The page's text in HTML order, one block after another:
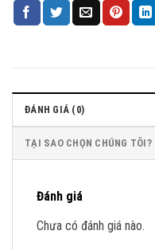
ĐÁNH GIÁ (0)
TẠI SAO CHỌN CHÚNG TÔI?
Đánh giá
Chưa có đánh giá nào.